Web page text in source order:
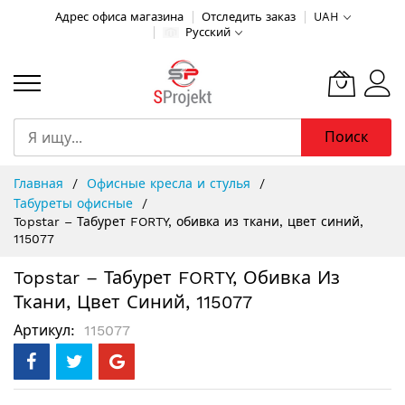
Адрес офиса магазина Отследить заказ
UAH
Русский
Поиск
Content
Главная
Офисные кресла и стулья
Табуреты офисные
Topstar – Табурет FORTY, обивка из ткани, цвет синий,
115077
Topstar – Табурет FORTY, Обивка Из
Ткани, Цвет Синий, 115077
Артикул 115077